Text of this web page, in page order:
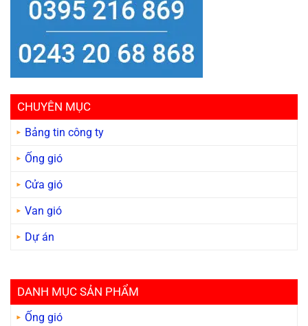
CHUYÊN MỤC
Bảng tin công ty
Ống gió
Cửa gió
Van gió
Dự án
DANH MỤC SẢN PHẨM
Ống gió